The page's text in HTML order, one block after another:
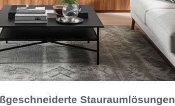
Stauraumlösungen